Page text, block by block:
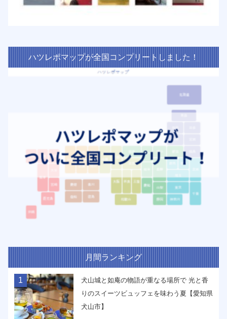
ハツレポマップが全国コンプリートしました！
月間ランキング
1
犬山城と如庵の物語が重なる場所で 光と香
りのスイーツビュッフェを味わう夏【愛知県
犬山市】